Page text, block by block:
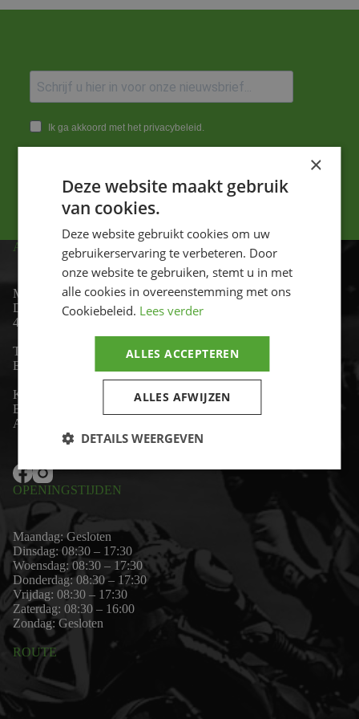
Ik ga akkoord met het privacybeleid.
ADRES
Motor-id
De Lind 17
4841 KC Prinsenbeek
Telefoon:
+31 (0)76 - 54 11 888
Email:
K.v.K: 80530338
B.T.W-nummer: NL861703947B01
Algemene voorwaarden
OPENINGSTIJDEN
Maandag: Gesloten
Dinsdag: 08:30 – 17:30
Woensdag: 08:30 – 17:30
Donderdag: 08:30 – 17:30
Vrijdag: 08:30 – 17:30
Zaterdag: 08:30 – 16:00
Zondag: Gesloten
ROUTE
×
Deze website maakt gebruik
van cookies.
Deze website gebruikt cookies om uw
gebruikerservaring te verbeteren. Door
onze website te gebruiken, stemt u in met
alle cookies in overeenstemming met ons
Cookiebeleid. Lees verder
ALLES ACCEPTEREN
ALLES AFWIJZEN
DETAILS WEERGEVEN